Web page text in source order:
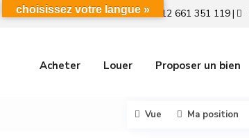
+212 661 351 119|
Acheter Louer Proposer un bien
Vue Ma position
choisissez votre langue »